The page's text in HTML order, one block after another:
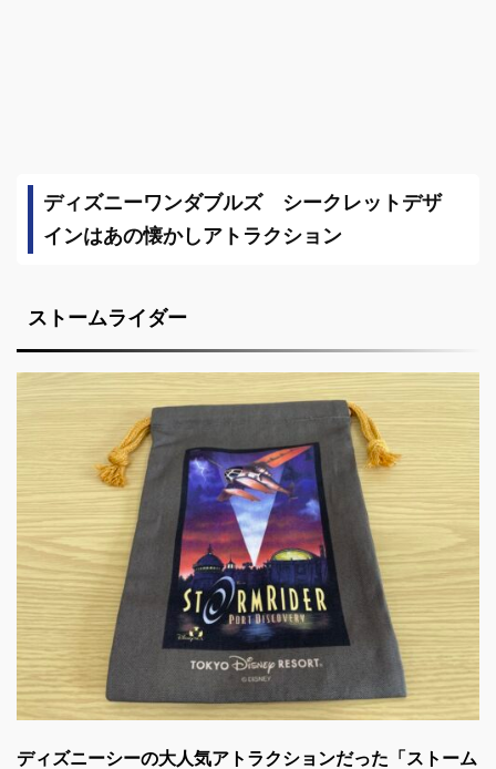
ディズニーワンダブルズ シークレットデザ
インはあの懐かしアトラクション
ストームライダー
ディズニーシーの大人気アトラクションだった「ストーム